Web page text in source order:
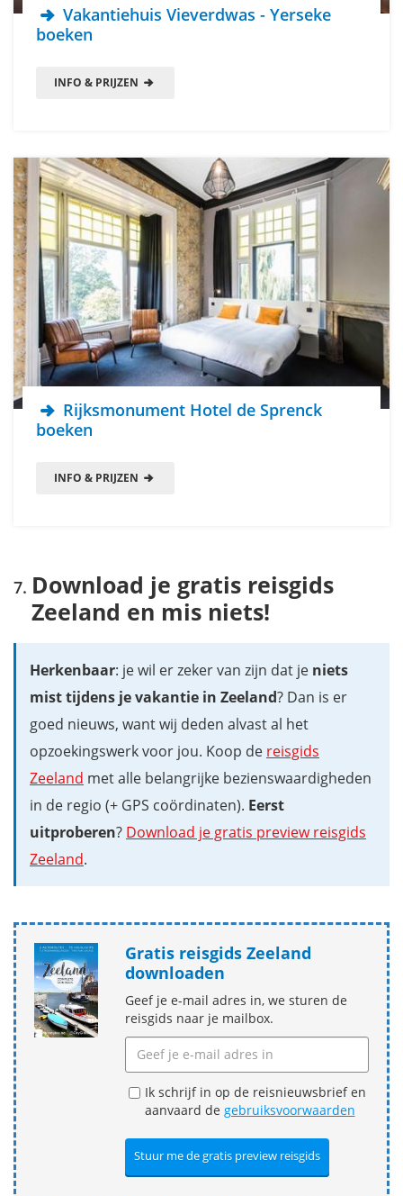
Vakantiehuis Vieverdwas - Yerseke
boeken
INFO & PRIJZEN
Rijksmonument Hotel de Sprenck
boeken
INFO & PRIJZEN
Download je gratis reisgids
Zeeland en mis niets!
Herkenbaar: je wil er zeker van zijn dat je niets
mist tijdens je vakantie in Zeeland? Dan is er
goed nieuws, want wij deden alvast al het
opzoekingswerk voor jou. Koop de reisgids
Zeeland met alle belangrijke bezienswaardigheden
in de regio (+ GPS coördinaten). Eerst
uitproberen? Download je gratis preview reisgids
Zeeland.
Gratis reisgids Zeeland
downloaden
Geef je e-mail adres in, we sturen de
reisgids naar je mailbox.
Ik schrijf in op de reisnieuwsbrief en
aanvaard de gebruiksvoorwaarden